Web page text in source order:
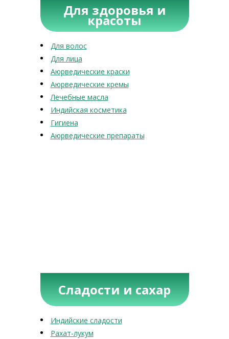
Для здоровья и
красоты
Для волос
Для лица
Аюрведические краски
Аюрведические кремы
Лечебные масла
Индийская косметика
Гигиена
Аюрведические препараты
Сладости и сахар
Индийские сладости
Рахат-лукум